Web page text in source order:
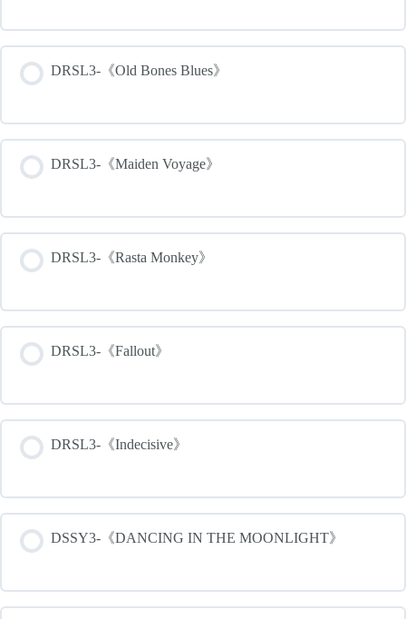
DRSL3-《Old Bones Blues》
DRSL3-《Maiden Voyage》
DRSL3-《Rasta Monkey》
DRSL3-《Fallout》
DRSL3-《Indecisive》
DSSY3-《DANCING IN THE MOONLIGHT》